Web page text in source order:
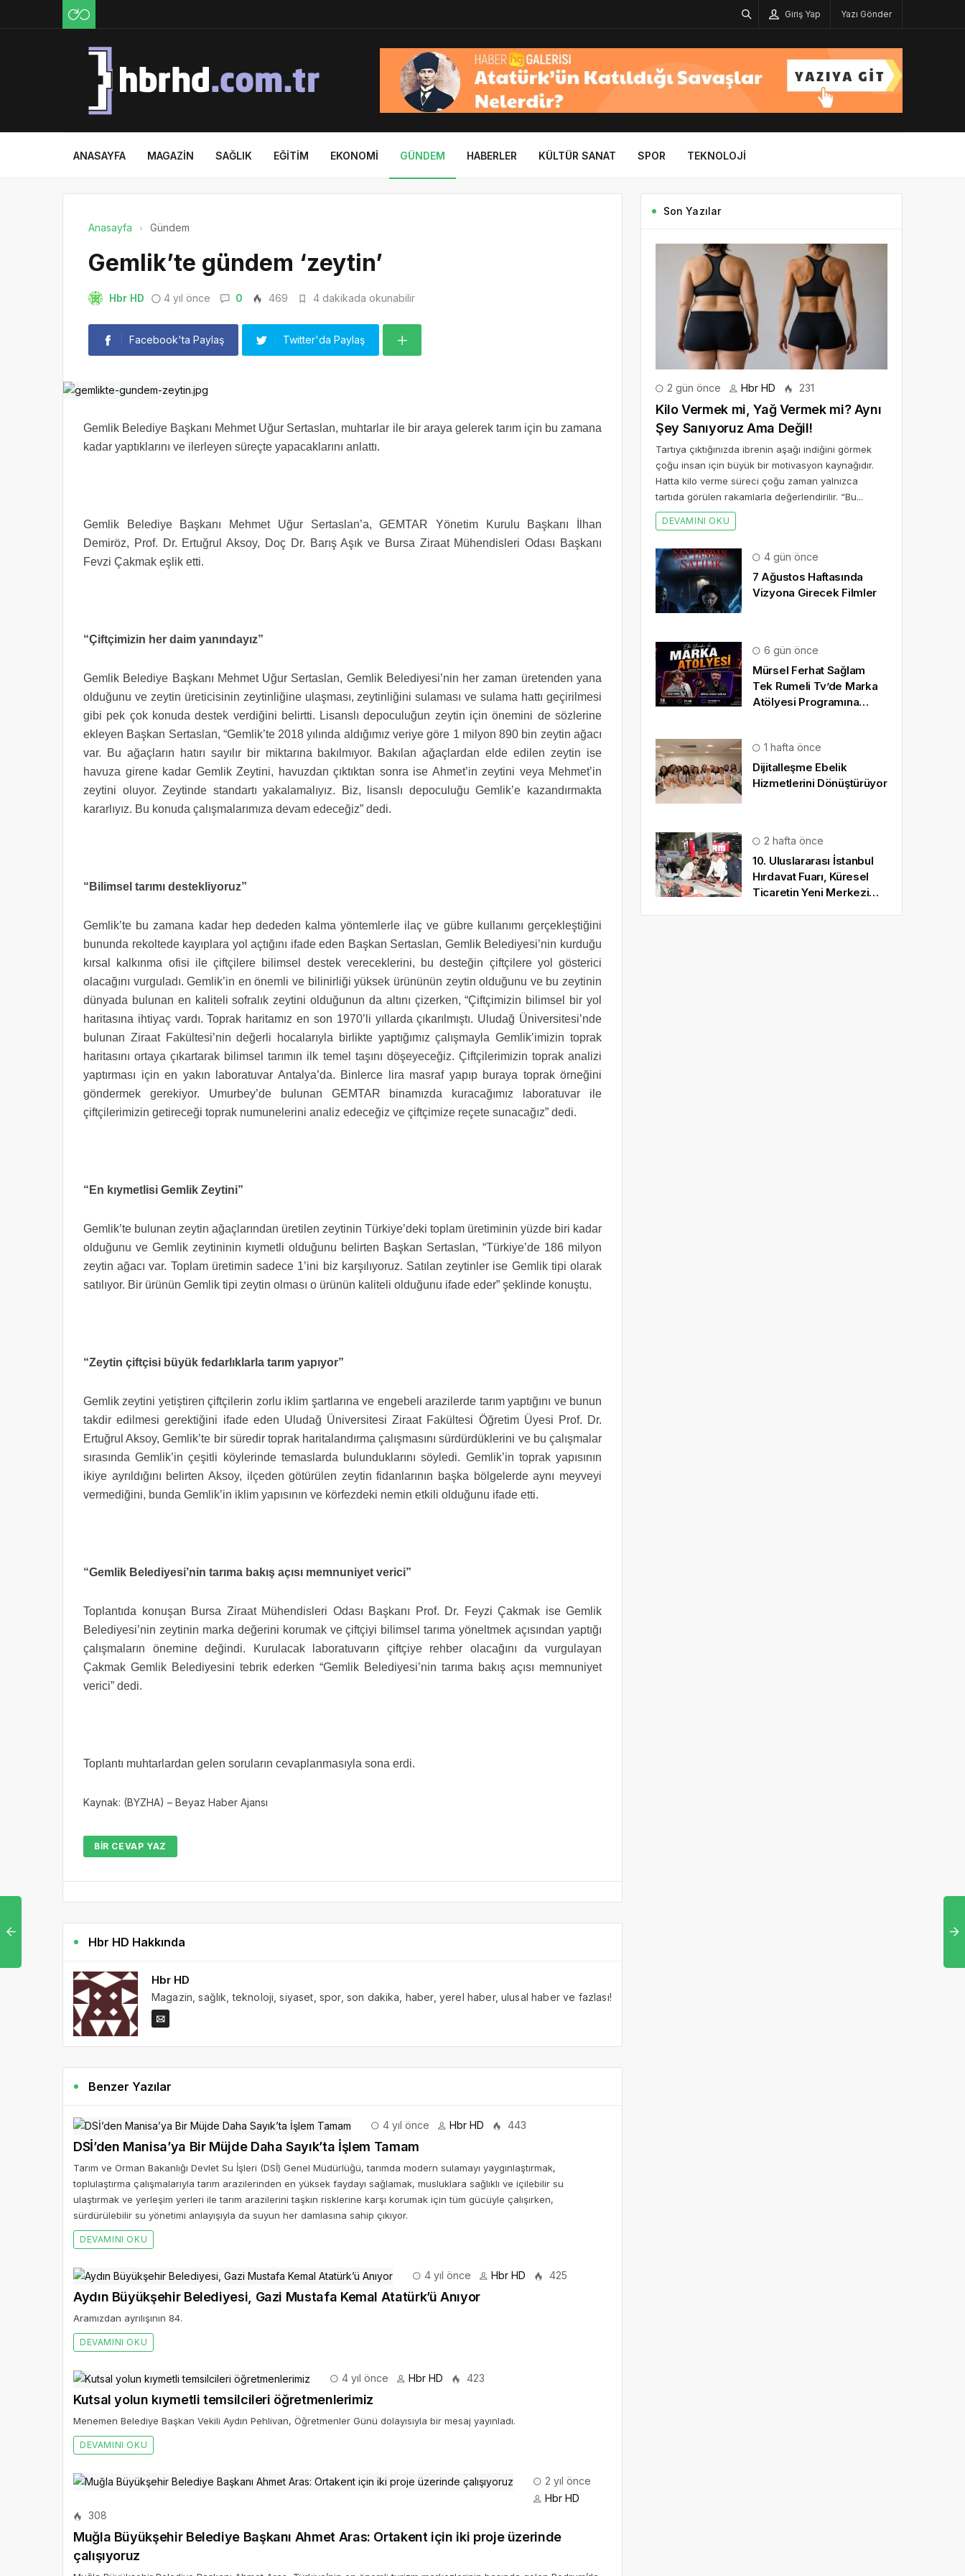
Giriş Yap Yazı Gönder
ANASAYFA MAGAZIN SAĞLIK EĞITIM EKONOMI GÜNDEM HABERLER KÜLTÜR SANAT SPOR TEKNOLOJI
Anasayfa Gündem
Gemlik’te gündem ‘zeytin’
Hbr HD 4 yıl önce 0 469 4 dakikada okunabilir
Facebook'ta Paylaş Twitter'da Paylaş
Gemlik Belediye Başkanı Mehmet Uğur Sertaslan, muhtarlar ile bir araya gelerek tarım için bu zamana
kadar yaptıklarını ve ilerleyen süreçte yapacaklarını anlattı.
Gemlik Belediye Başkanı Mehmet Uğur Sertaslan’a, GEMTAR Yönetim Kurulu Başkanı İlhan
Demiröz, Prof. Dr. Ertuğrul Aksoy, Doç Dr. Barış Aşık ve Bursa Ziraat Mühendisleri Odası Başkanı
Fevzi Çakmak eşlik etti.
“Çiftçimizin her daim yanındayız”
Gemlik Belediye Başkanı Mehmet Uğur Sertaslan, Gemlik Belediyesi’nin her zaman üretenden yana
olduğunu ve zeytin üreticisinin zeytinliğine ulaşması, zeytinliğini sulaması ve sulama hattı geçirilmesi
gibi pek çok konuda destek verdiğini belirtti. Lisanslı depoculuğun zeytin için önemini de sözlerine
ekleyen Başkan Sertaslan, “Gemlik’te 2018 yılında aldığımız veriye göre 1 milyon 890 bin zeytin ağacı
var. Bu ağaçların hatırı sayılır bir miktarına bakılmıyor. Bakılan ağaçlardan elde edilen zeytin ise
havuza girene kadar Gemlik Zeytini, havuzdan çıktıktan sonra ise Ahmet’in zeytini veya Mehmet’in
zeytini oluyor. Zeytinde standartı yakalamalıyız. Biz, lisanslı depoculuğu Gemlik’e kazandırmakta
kararlıyız. Bu konuda çalışmalarımıza devam edeceğiz” dedi.
“Bilimsel tarımı destekliyoruz”
Gemlik’te bu zamana kadar hep dededen kalma yöntemlerle ilaç ve gübre kullanımı gerçekleştiğini
bununda rekoltede kayıplara yol açtığını ifade eden Başkan Sertaslan, Gemlik Belediyesi’nin kurduğu
kırsal kalkınma ofisi ile çiftçilere bilimsel destek vereceklerini, bu desteğin çiftçilere yol gösterici
olacağını vurguladı. Gemlik’in en önemli ve bilinirliği yüksek ürününün zeytin olduğunu ve bu zeytinin
dünyada bulunan en kaliteli sofralık zeytini olduğunun da altını çizerken, “Çiftçimizin bilimsel bir yol
haritasına ihtiyaç vardı. Toprak haritamız en son 1970’li yıllarda çıkarılmıştı. Uludağ Üniversitesi’nde
bulunan Ziraat Fakültesi’nin değerli hocalarıyla birlikte yaptığımız çalışmayla Gemlik’imizin toprak
haritasını ortaya çıkartarak bilimsel tarımın ilk temel taşını döşeyeceğiz. Çiftçilerimizin toprak analizi
yaptırması için en yakın laboratuvar Antalya’da. Binlerce lira masraf yapıp buraya toprak örneğini
göndermek gerekiyor. Umurbey’de bulunan GEMTAR binamızda kuracağımız laboratuvar ile
çiftçilerimizin getireceği toprak numunelerini analiz edeceğiz ve çiftçimize reçete sunacağız” dedi.
“En kıymetlisi Gemlik Zeytini”
Gemlik’te bulunan zeytin ağaçlarından üretilen zeytinin Türkiye’deki toplam üretiminin yüzde biri kadar
olduğunu ve Gemlik zeytininin kıymetli olduğunu belirten Başkan Sertaslan, “Türkiye’de 186 milyon
zeytin ağacı var. Toplam üretimin sadece 1’ini biz karşılıyoruz. Satılan zeytinler ise Gemlik tipi olarak
satılıyor. Bir ürünün Gemlik tipi zeytin olması o ürünün kaliteli olduğunu ifade eder” şeklinde konuştu.
“Zeytin çiftçisi büyük fedarlıklarla tarım yapıyor”
Gemlik zeytini yetiştiren çiftçilerin zorlu iklim şartlarına ve engebeli arazilerde tarım yaptığını ve bunun
takdir edilmesi gerektiğini ifade eden Uludağ Üniversitesi Ziraat Fakültesi Öğretim Üyesi Prof. Dr.
Ertuğrul Aksoy, Gemlik’te bir süredir toprak haritalandırma çalışmasını sürdürdüklerini ve bu çalışmalar
sırasında Gemlik’in çeşitli köylerinde temaslarda bulunduklarını söyledi. Gemlik’in toprak yapısının
ikiye ayrıldığını belirten Aksoy, ilçeden götürülen zeytin fidanlarının başka bölgelerde aynı meyveyi
vermediğini, bunda Gemlik’in iklim yapısının ve körfezdeki nemin etkili olduğunu ifade etti.
“Gemlik Belediyesi’nin tarıma bakış açısı memnuniyet verici”
Toplantıda konuşan Bursa Ziraat Mühendisleri Odası Başkanı Prof. Dr. Feyzi Çakmak ise Gemlik
Belediyesi’nin zeytinin marka değerini korumak ve çiftçiyi bilimsel tarıma yöneltmek açısından yaptığı
çalışmaların önemine değindi. Kurulacak laboratuvarın çiftçiye rehber olacağını da vurgulayan
Çakmak Gemlik Belediyesini tebrik ederken “Gemlik Belediyesi’nin tarıma bakış açısı memnuniyet
verici” dedi.
Toplantı muhtarlardan gelen soruların cevaplanmasıyla sona erdi.
Kaynak: (BYZHA) – Beyaz Haber Ajansı
BIR CEVAP YAZ
Hbr HD Hakkında
Hbr HD
Magazin, sağlık, teknoloji, siyaset, spor, son dakika, haber, yerel haber, ulusal haber ve fazlası!
Benzer Yazılar
4 yıl önce Hbr HD 443
DSİ’den Manisa’ya Bir Müjde Daha Sayık’ta İşlem Tamam
Tarım ve Orman Bakanlığı Devlet Su İşleri (DSİ) Genel Müdürlüğü, tarımda modern sulamayı yaygınlaştırmak,
toplulaştırma çalışmalarıyla tarım arazilerinden en yüksek faydayı sağlamak, musluklara sağlıklı ve içilebilir su
ulaştırmak ve yerleşim yerleri ile tarım arazilerini taşkın risklerine karşı korumak için tüm gücüyle çalışırken,
sürdürülebilir su yönetimi anlayışıyla da suyun her damlasına sahip çıkıyor.
DEVAMINI OKU
4 yıl önce Hbr HD 425
Aydın Büyükşehir Belediyesi, Gazi Mustafa Kemal Atatürk’ü Anıyor
Aramızdan ayrılışının 84.
DEVAMINI OKU
4 yıl önce Hbr HD 423
Kutsal yolun kıymetli temsilcileri öğretmenlerimiz
Menemen Belediye Başkan Vekili Aydın Pehlivan, Öğretmenler Günü dolayısıyla bir mesaj yayınladı.
DEVAMINI OKU
2 yıl önce
Hbr HD
308
Muğla Büyükşehir Belediye Başkanı Ahmet Aras: Ortakent için iki proje üzerinde
çalışıyoruz
Son Yazılar
2 gün önce Hbr HD 231
Kilo Vermek mi, Yağ Vermek mi? Aynı
Şey Sanıyoruz Ama Değil!
Tartıya çıktığınızda ibrenin aşağı indiğini görmek
çoğu insan için büyük bir motivasyon kaynağıdır.
Hatta kilo verme süreci çoğu zaman yalnızca
tartıda görülen rakamlarla değerlendirilir. “Bu...
DEVAMINI OKU
4 gün önce
7 Ağustos Haftasında
Vizyona Girecek Filmler
6 gün önce
Mürsel Ferhat Sağlam
Tek Rumeli Tv’de Marka
Atölyesi Programına
1 hafta önce
Dijitalleşme Ebelik
Hizmetlerini Dönüştürüyor
2 hafta önce
10. Uluslararası İstanbul
Hırdavat Fuarı, Küresel
Ticaretin Yeni Merkezi